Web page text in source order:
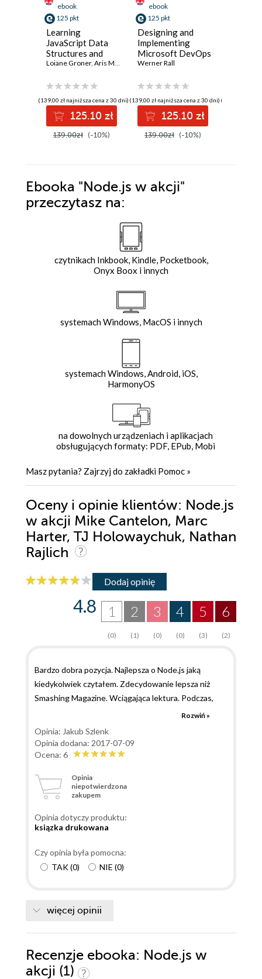
ebook
125 pkt
Learning
JavaScript Data
Structures and
Algorithms.
problem-solving
skills in JavaScript
and TypeScript -
Fourth Edition
Loiane Groner, Aris Markogiannakis ,Daniel Ostrovsky
(139,00 zł najniższa cena z 30 dni)
125.10 zł
139.00zł (-10%)
ebook
125 pkt
Designing and
Implementing
Microsoft DevOps
Solutions AZ 400
Guide. Gain Azure
DevOps expertise,
pass the AZ-400
with confidence,
and boost your
cloud career
Werner Rall
(139,00 zł najniższa cena z 30 dni)
125.10 zł
139.00zł (-10%)
(129,00 zł
Ebooka "Node.js w akcji"
przeczytasz na:
czytnikach Inkbook, Kindle, Pocketbook,
Onyx Boox i innych
systemach Windows, MacOS i innych
systemach Windows, Android, iOS,
HarmonyOS
na dowolnych urządzeniach i aplikacjach
obsługujących formaty: PDF, EPub, Mobi
Masz pytania? Zajrzyj do zakładki Pomoc »
Oceny i opinie klientów: Node.js
w akcji Mike Cantelon, Marc
Harter, TJ Holowaychuk, Nathan
Rajlich
Dodaj opinię
6
(2)
5
(3)
4
(0)
3
(0)
2
(1)
1
(0)
4.8
Bardzo dobra pozycja. Najlepsza o Node.js jaką
kiedykolwiek czytałem. Zdecydowanie lepsza niż
Smashing Magazine. Wciągająca lektura. Podczas,
której autor w niezwykle prosty sposób przekazuje
zagadnienia odnośnie Node.js, które mogą stanowić
tajemnicę skutecznie niwelując brak wiedzy. Tak więc
Rozwiń »
Opinia: Jakub Szlenk
Opinia dodana: 2017-07-09
Ocena: 6
Opinia
niepotwierdzona
zakupem
Opinia dotyczy produktu:
ksiązka drukowana
Czy opinia była pomocna:
TAK(0) NIE (0)
więcej opinii
Recenzje ebooka: Node.js w
akcji (1)